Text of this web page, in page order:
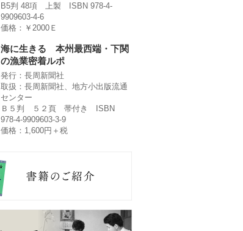
B5判 48項 上製 ISBN 978-4-
9909603-4-6
価格：￥2000Ｅ
海に生きる 本州最西端・下関
の漁業密着ルポ
発行：長周新聞社
取扱：長周新聞社、地方小出版流通
センター
Ｂ５判 ５２頁 帯付き ISBN
978-4-9909603-3-9
価格：1,600円＋税